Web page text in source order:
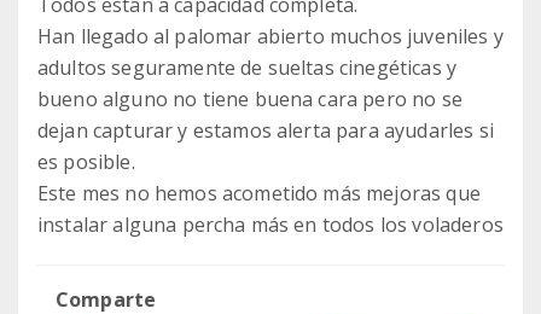
Han llegado al palomar abierto muchos juveniles y
adultos seguramente de sueltas cinegéticas y
bueno alguno no tiene buena cara pero no se
dejan capturar y estamos alerta para ayudarles si
es posible.
Este mes no hemos acometido más mejoras que
instalar alguna percha más en todos los voladeros
Comparte